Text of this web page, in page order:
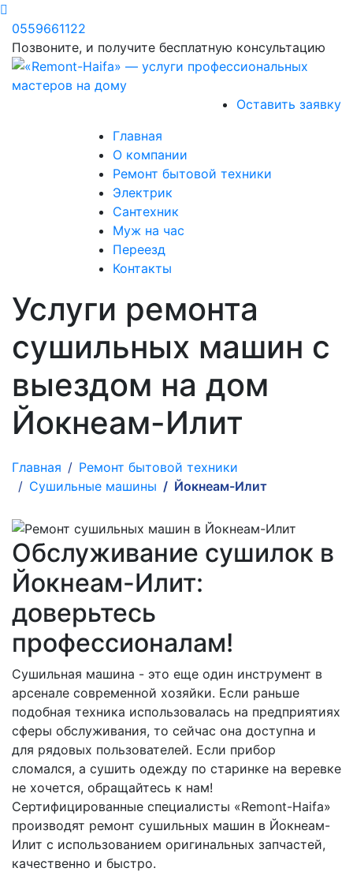
0559661122
Позвоните, и получите бесплатную консультацию
Оставить заявку
Главная
О компании
Ремонт бытовой техники
Электрик
Сантехник
Муж на час
Переезд
Контакты
Услуги ремонта
сушильных машин с
выездом на дом
Йокнеам-Илит
Главная
Ремонт бытовой техники
Сушильные машины
Йокнеам-Илит
Обслуживание сушилок в
Йокнеам-Илит:
доверьтесь
профессионалам!
Сушильная машина - это еще один инструмент в
арсенале современной хозяйки. Если раньше
подобная техника использовалась на предприятиях
сферы обслуживания, то сейчас она доступна и
для рядовых пользователей. Если прибор
сломался, а сушить одежду по старинке на веревке
не хочется, обращайтесь к нам!
Сертифицированные специалисты «Remont-Haifa»
производят ремонт сушильных машин в Йокнеам-
Илит с использованием оригинальных запчастей,
качественно и быстро.